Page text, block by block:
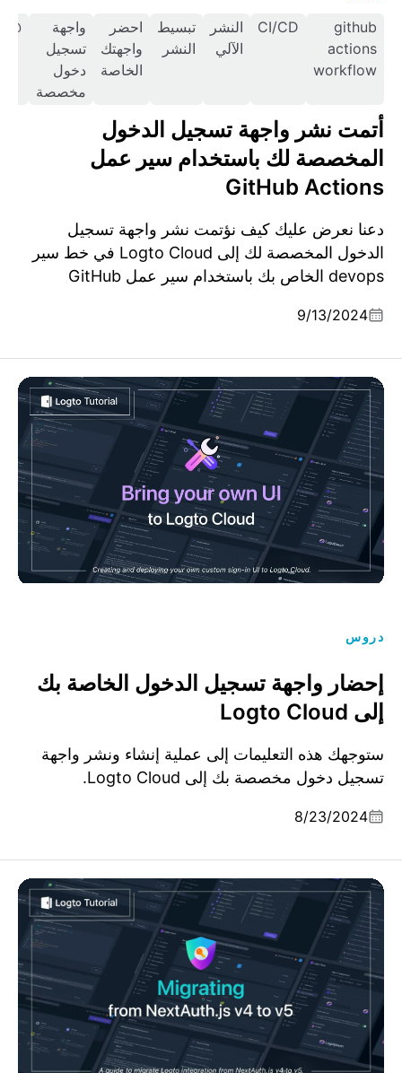
github
actions
workflow
CI/CD
النشر
الآلي
تبسيط
النشر
احضر
واجهتك
الخاصة
واجهة
تسجيل
دخول
مخصصة
@logto/tunnel
أتمت نشر واجهة تسجيل الدخول
المخصصة لك باستخدام سير عمل
GitHub Actions
دعنا نعرض عليك كيف نؤتمت نشر واجهة تسجيل
الدخول المخصصة لك إلى Logto Cloud في خط سير
devops الخاص بك باستخدام سير عمل GitHub
9/13/2024
دروس
إحضار واجهة تسجيل الدخول الخاصة بك
إلى Logto Cloud
ستوجهك هذه التعليمات إلى عملية إنشاء ونشر واجهة
تسجيل دخول مخصصة بك إلى Logto Cloud.
8/23/2024
إحضار واجهة تسجيل الدخول الخاصة بك إلى Logto Cloud
الهجرة من NextAuth.js v4 إلى Auth.js v5